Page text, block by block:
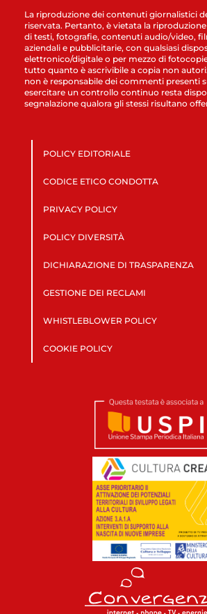
La riproduzione dei contenuti giornalistici
riservata. Pertanto, è vietata la riproduzione
di testi, fotografie, contenuti audio/video,
aziendali e pubblicitarie, con qualsiasi
elettronico/digitale o per mezzo di
tutto quanto è ascrivibile a copia non
non è responsabile dei commenti presenti
esercitare un controllo continuo resta
segnalazione qualora gli stessi risultano
POLICY EDITORIALE
CODICE ETICO CONDOTTA
PRIVACY POLICY
POLICY DIVERSITÀ
DICHIARAZIONE DI TRASPARENZA
GESTIONE DEI RECLAMI
WHISTLEBLOWER POLICY
COOKIE POLICY